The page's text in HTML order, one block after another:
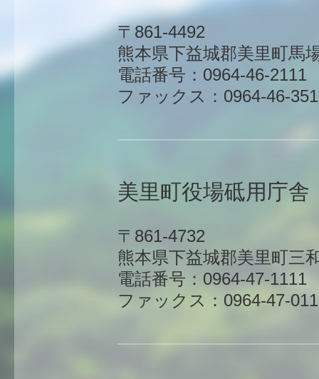
〒861-4492
熊本県下益城郡美里町馬
電話番号：0964-46-2111
ファックス：0964-46-
美里町役場砥用庁舎
〒861-4732
熊本県下益城郡美里町三
電話番号：0964-47-1111
ファックス：0964-47-